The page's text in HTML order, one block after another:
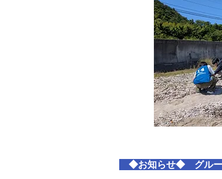
◆お知らせ◆ グルー